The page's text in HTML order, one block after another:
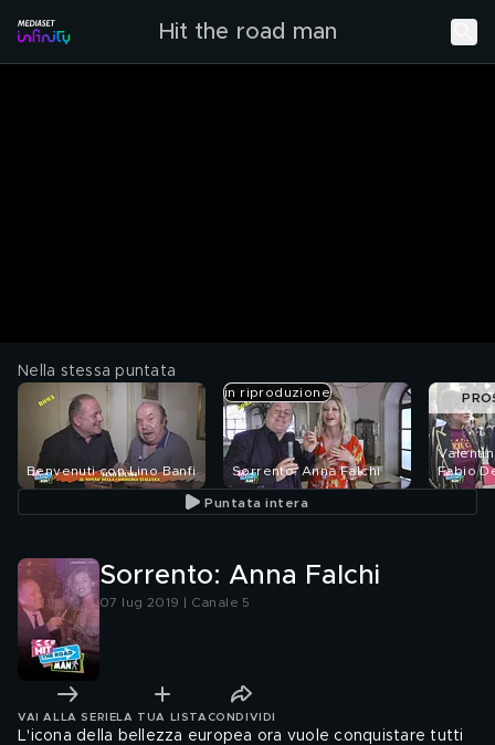
Hit the road man
Nella stessa puntata
Benvenuti con Lino Banfi
in riproduzione
Sorrento: Anna Falchi
Fabio
Puntata intera
Sorrento: Anna Falchi
07 lug 2019 | Canale 5
VAI ALLA SERIE LA TUA LISTA CONDIVIDI
L'icona della bellezza europea ora vuole conquistare tutti